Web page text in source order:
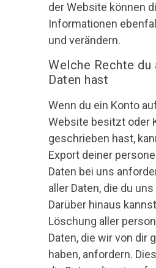
der Website können
Informationen
und verändern.
Welche Rechte du
Daten hast
Wenn du ein Konto
Website besitzt oder
geschrieben hast,
Export deiner
Daten bei uns
aller Daten, die du
Darüber hinaus
Löschung aller
Daten, die wir von dir
haben, anfordern.